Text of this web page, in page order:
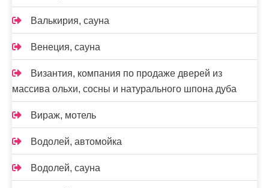
Валькирия, сауна
Венеция, сауна
Византия, компания по продаже дверей из
массива ольхи, сосны и натурального шпона дуба
Вираж, мотель
Водолей, автомойка
Водолей, сауна